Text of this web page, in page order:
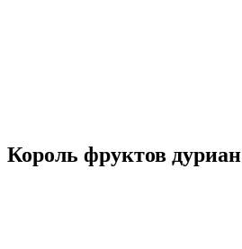
Король фруктов дуриан